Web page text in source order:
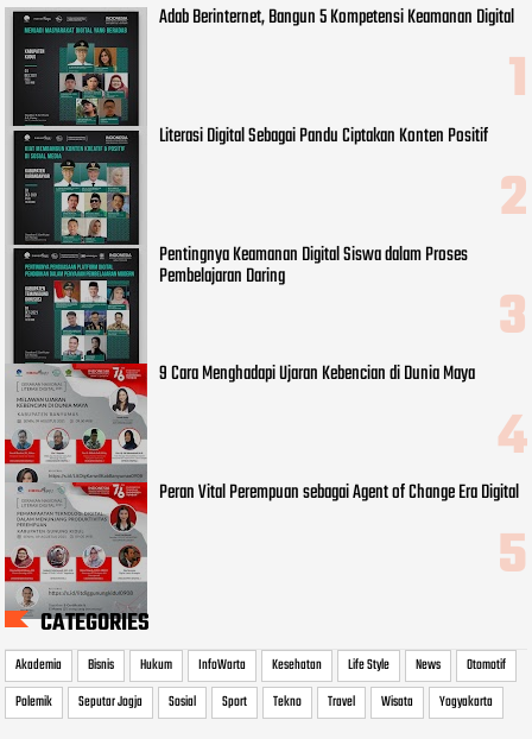
Adab Berinternet, Bangun 5 Kompetensi Keamanan Digital
Literasi Digital Sebagai Pandu Ciptakan Konten Positif
Pentingnya Keamanan Digital Siswa dalam Proses
Pembelajaran Daring
9 Cara Menghadapi Ujaran Kebencian di Dunia Maya
Peran Vital Perempuan sebagai Agent of Change Era Digital
CATEGORIES
Akademia Bisnis Hukum InfoWarta Kesehatan Life Style News
Otomotif
Polemik
Seputar Jogja Sosial Sport Tekno Travel Wisata Yogyakarta